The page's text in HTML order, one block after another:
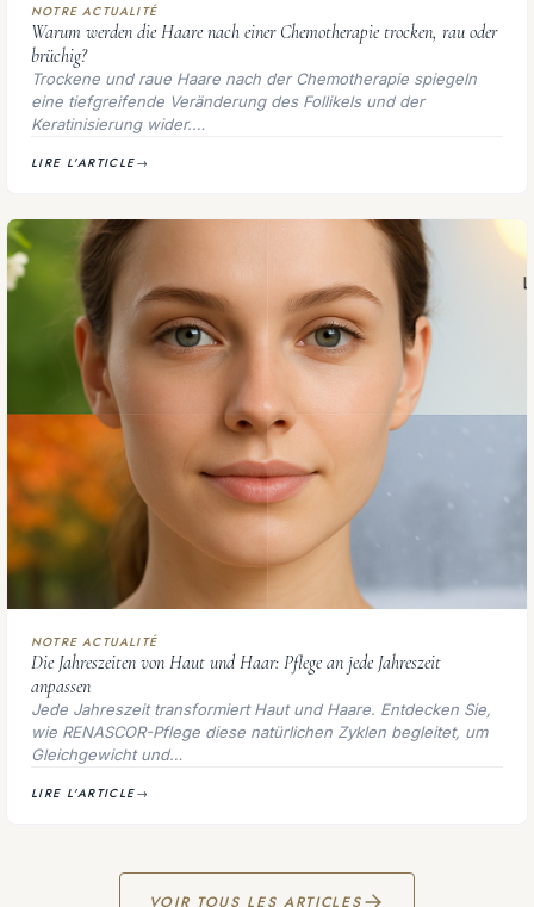
NOTRE ACTUALITÉ
Warum werden die Haare nach einer Chemotherapie trocken, rau oder
brüchig?
Trockene und raue Haare nach der Chemotherapie spiegeln
eine tiefgreifende Veränderung des Follikels und der
Keratinisierung wider.…
LIRE L'ARTICLE→
NOTRE ACTUALITÉ
Die Jahreszeiten von Haut und Haar: Pflege an jede Jahreszeit
anpassen
Jede Jahreszeit transformiert Haut und Haare. Entdecken Sie,
wie RENASCOR-Pflege diese natürlichen Zyklen begleitet, um
Gleichgewicht und…
LIRE L'ARTICLE→
VOIR TOUS LES ARTICLES